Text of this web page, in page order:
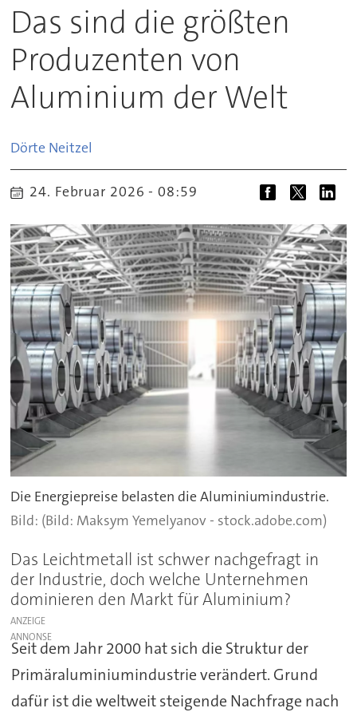
Das sind die größten
Produzenten von
Aluminium der Welt
Dörte Neitzel
24. Februar 2026 - 08:59
Die Energiepreise belasten die Aluminiumindustrie.
(Bild: Maksym Yemelyanov - stock.adobe.com)
Das Leichtmetall ist schwer nachgefragt in
der Industrie, doch welche Unternehmen
dominieren den Markt für Aluminium?
ANZEIGE
Seit dem Jahr 2000 hat sich die Struktur der
Primäraluminiumindustrie verändert. Grund
dafür ist die weltweit steigende Nachfrage nach